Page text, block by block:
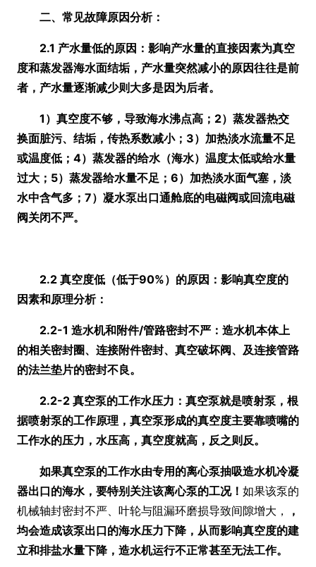
二、常见故障原因分析：
2.1 产水量低的原因：影响产水量的直接因素为真空
度和蒸发器海水面结垢，产水量突然减小的原因往往是前
者，产水量逐渐减少则大多是因为后者。
1）真空度不够，导致海水沸点高；2）蒸发器热交
换面脏污、结垢，传热系数减小；3）加热淡水流量不足
或温度低；4）蒸发器的给水（海水） 温度太低或给水量
过大；5）蒸发器给水量不足；6）加热淡水面气塞，淡
水中含气多；7）凝水泵出口通舱底的电磁阀或回流电磁
阀关闭不严。
2.2 真空度低 （低于90%） 的原因：影响真空度的
因素和原理分析：
2.2-1 造水机和附件/管路密封不严：造水机本体上
的相关密封圈、连接附件密封、真空破坏阀、及连接管路
的法兰垫片的密封不良。
2.2-2 真空泵的工作水压力：真空泵就是喷射泵，根
据喷射泵的工作原理，真空泵形成的真空度主要靠喷嘴的
工作水的压力，水压高，真空度就高，反之则反。
如果真空泵的工作水由专用的离心泵抽吸造水机冷凝
器出口的海水，要特别关注该离心泵的工况！ 如果该泵的
机械轴封密封不严、叶轮与阻漏环磨损导致间隙增大，
，
均会造成该泵出口的海水压力下降，从而影响真空度的建
立和排盐水量下降，造水机运行不正常甚至无法工作。